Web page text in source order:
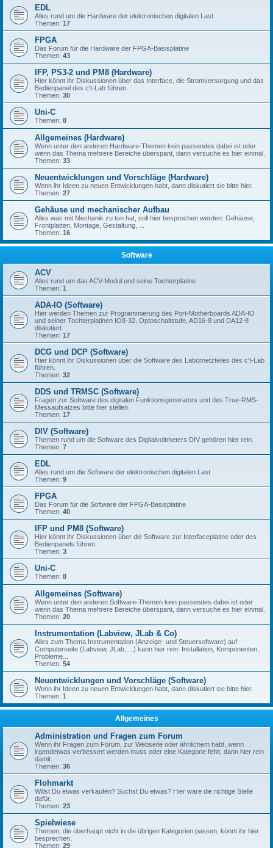
EDL
Alles rund um die Hardware der elektronischen digitalen Last
Themen: 17
FPGA
Das Forum für die Hardware der FPGA-Basisplatine
Themen: 43
IFP, PS3-2 und PM8 (Hardware)
Hier könnt ihr Diskussionen über das Interface, die Stromversorgung und das
Bedienpanel des c't-Lab führen.
Themen: 30
Uni-C
Themen: 8
Allgemeines (Hardware)
Wenn unter den anderen Hardware-Themen kein passendes dabei ist oder
wenn das Thema mehrere Bereiche überspant, dann versuche es hier einmal.
Themen: 33
Neuentwicklungen und Vorschläge (Hardware)
Wenn ihr Ideen zu neuen Entwicklungen habt, dann diskutiert sie bitte hier.
Themen: 27
Gehäuse und mechanischer Aufbau
Alles was mit Mechanik zu tun hat, soll hier besprochen werden: Gehäuse,
Frontplatten, Montage, Gestaltung, ...
Themen: 16
Software
ACV
Alles rund um das ACV-Modul und seine Tochterplatine
Themen: 1
ADA-IO (Software)
Hier werden Themen zur Programmierung des Port-Motherboards ADA-IO
und seiner Tochterplatinen IO8-32, Optoschaltstufe, AD16-8 und DA12-8
diskutiert.
Themen: 17
DCG und DCP (Software)
Hier könnt ihr Diskussionen über die Software des Labornetzteiles des c't-Lab
führen.
Themen: 32
DDS und TRMSC (Software)
Fragen zur Software des digitalen Funktionsgenerators und des True-RMS-
Messaufsatzes bitte hier stellen.
Themen: 17
DIV (Software)
Themen rund um die Software des Digitalvoltmeters DIV gehören hier rein.
Themen: 7
EDL
Alles rund um die Software der elektronischen digitalen Last
Themen: 9
FPGA
Das Forum für die Software der FPGA-Basisplatine
Themen: 40
IFP und PM8 (Software)
Hier könnt ihr Diskussionen über die Software zur Interfaceplatine oder des
Bedienpanels führen.
Themen: 3
Uni-C
Themen: 8
Allgemeines (Software)
Wenn unter den anderen Software-Themen kein passendes dabei ist oder
wenn das Thema mehrere Bereiche überspant, dann versuche es hier einmal.
Themen: 20
Instrumentation (Labview, JLab & Co)
Alles zum Thema Instrumentation (Anzeige- und Steuersoftware) auf
Computerseite (Labview, JLab, ...) kann hier rein: Installation, Komponenten,
Probleme...
Themen: 54
Neuentwicklungen und Vorschläge (Software)
Wenn ihr Ideen zu neuen Entwicklungen habt, dann diskutiert sie bitte hier.
Themen: 1
Allgemeines
Administration und Fragen zum Forum
Wenn ihr Fragen zum Forum, zur Webseite oder ähnlichem habt, wenn
irgendetwas verbessert werden muss oder eine Kategorie fehlt, dann hier rein
damit.
Themen: 36
Flohmarkt
Willst Du etwas verkaufen? Suchst Du etwas? Hier wäre die richtige Stelle
dafür.
Themen: 23
Spielwiese
Themen, die überhaupt nicht in die übrigen Kategorien passen, könnt ihr hier
besprechen.
Themen: 29